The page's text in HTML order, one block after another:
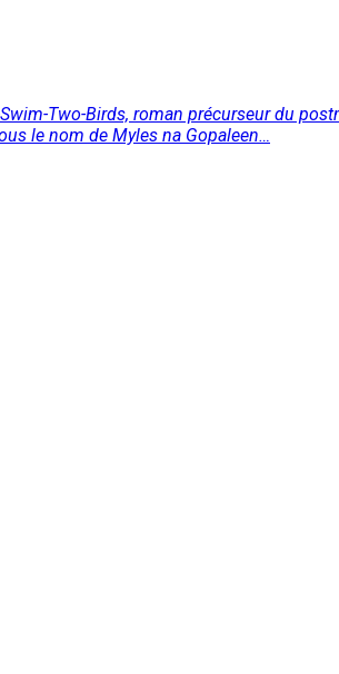
Two-Birds, roman précurseur du
le nom de Myles na Gopaleen…